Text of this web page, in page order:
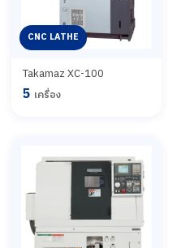
CNC LATHE
Takamaz XC-100
5 เครื่อง